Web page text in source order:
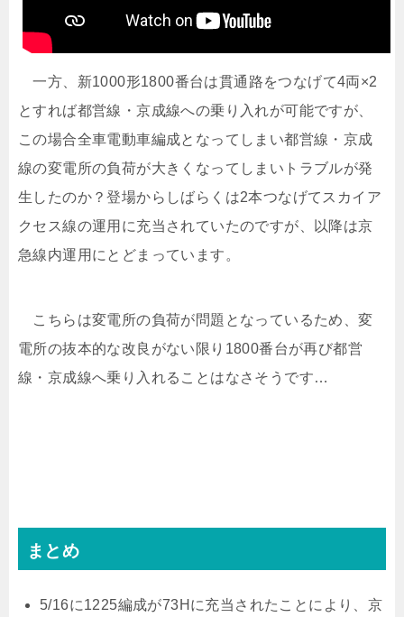
一方、新1000形1800番台は貫通路をつなげて4両×2
とすれば都営線・京成線への乗り入れが可能ですが、
この場合全車電動車編成となってしまい都営線・京成
線の変電所の負荷が大きくなってしまいトラブルが発
生したのか？登場からしばらくは2本つなげてスカイア
クセス線の運用に充当されていたのですが、以降は京
急線内運用にとどまっています。
こちらは変電所の負荷が問題となっているため、変
電所の抜本的な改良がない限り1800番台が再び都営
線・京成線へ乗り入れることはなさそうです…
まとめ
5/16に1225編成が73Hに充当されたことにより、京